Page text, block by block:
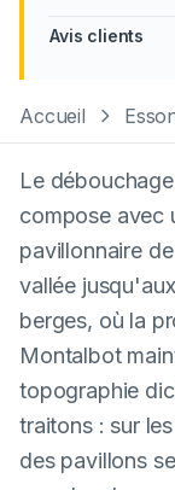
Avis clients
Accueil
Le
compose avec
pavillonnaire
vallée
berges, où la
Montalbot
topographie
traitons : sur
des pavillons